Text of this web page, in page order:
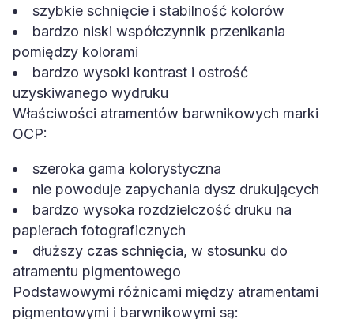
szybkie schnięcie i stabilność kolorów
bardzo niski współczynnik przenikania
pomiędzy kolorami
bardzo wysoki kontrast i ostrość
uzyskiwanego wydruku
Właściwości atramentów barwnikowych marki
OCP:
szeroka gama kolorystyczna
nie powoduje zapychania dysz drukujących
bardzo wysoka rozdzielczość druku na
papierach fotograficznych
dłuższy czas schnięcia, w stosunku do
atramentu pigmentowego
Podstawowymi różnicami między atramentami
pigmentowymi i barwnikowymi są: